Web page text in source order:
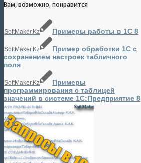
Вам, возможно, понравится
SoftMaker.Kz Примеры работы в 1С 8
SoftMaker.Kz
Пример обработки 1С с
сохранением настроек табличного
поля
SoftMaker.Kz
Примеры
программирования с таблицей
значений в системе 1С:Предприятие 8